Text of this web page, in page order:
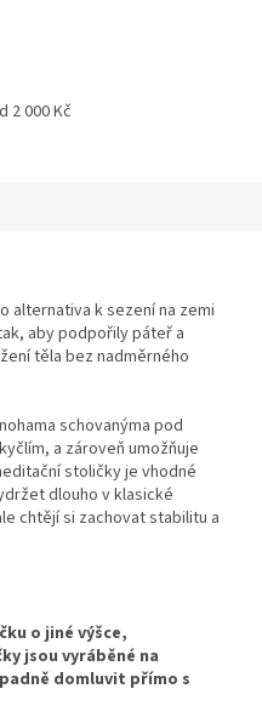
2 000 Kč
alternativa k sezení na zemi
aby podpořily páteř a
těla bez nadměrného
schovanýma pod
a zároveň umožňuje
stoličky je vhodné
dlouho v klasické
chtějí si zachovat stabilitu a
o jiné výšce,
jsou vyráběné na
domluvit přímo s